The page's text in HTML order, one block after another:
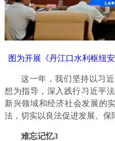
图为开展《丹江口水利枢纽
这一年，我们坚持以习
想为指导，深入践行习近平
新兴领域和经济社会发展的
法，切实以良法促进发展、保
难忘记忆3